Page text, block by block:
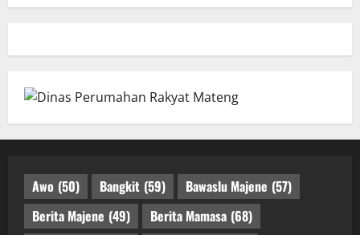
Awo (50) Bangkit (59) Bawaslu Majene (57)
Berita Majene (49) Berita Mamasa (68)